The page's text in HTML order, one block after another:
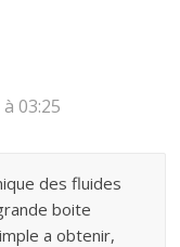
03:25
des fluides
boite
a obtenir,